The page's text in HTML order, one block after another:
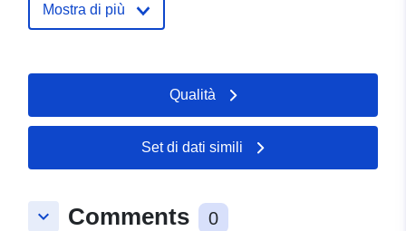
Registro del
catalogo:
47.8258004 ], [ 9.4835674,
47.8258004 ], [ 9.4835674,
47.8236448 ], [ 9.4824213,
47.8236448 ], [ 9.4824213,
Tipo:
Mostra di più
Qualità
Set di dati simili
keyboard_arrow_down Comments 0